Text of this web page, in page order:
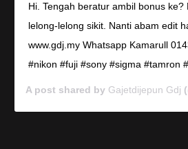
Hi. Tengah beratur ambil bonus ke?
lelong-lelong sikit. Nanti abam edit
www.gdj.my Whatsapp Kamarull
#nikon #fuji #sony #sigma #tamron
A post shared by Gajetdijepun Gdj